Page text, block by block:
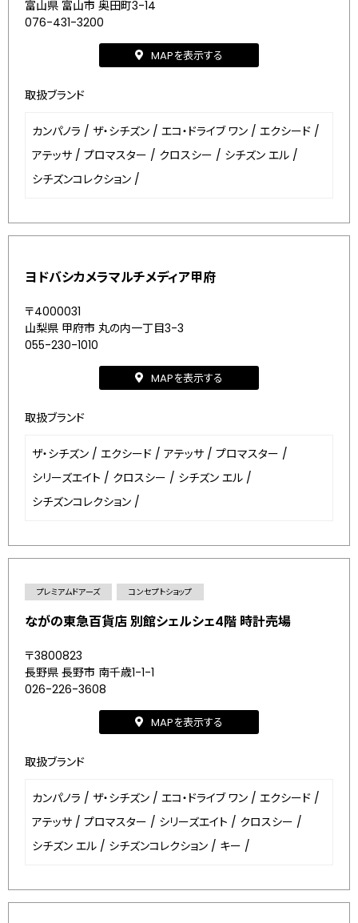
富山県 富山市 奥田町3-14
076-431-3200
MAPを表示する
取扱ブランド
カンパノラ / ザ・シチズン / エコ・ドライブ ワン / エクシード /
アテッサ / プロマスター / クロスシー / シチズン エル /
シチズンコレクション /
ヨドバシカメラマルチメディア甲府
〒4000031
山梨県 甲府市 丸の内一丁目3-3
055-230-1010
MAPを表示する
取扱ブランド
ザ・シチズン / エクシード / アテッサ / プロマスター /
シリーズエイト / クロスシー / シチズン エル /
シチズンコレクション /
プレミアムドアーズ コンセプトショップ
ながの東急百貨店 別館シェルシェ4階 時計売場
〒3800823
長野県 長野市 南千歳1-1-1
026-226-3608
MAPを表示する
取扱ブランド
カンパノラ / ザ・シチズン / エコ・ドライブ ワン / エクシード /
アテッサ / プロマスター / シリーズエイト / クロスシー /
シチズン エル / シチズンコレクション / キー /